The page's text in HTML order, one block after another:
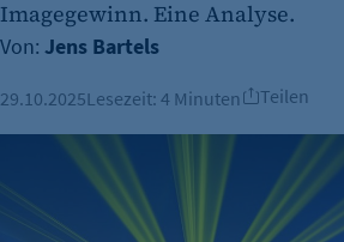
Imagegewinn. Eine Analyse.
Von: Jens Bartels
29.10.2025Lesezeit: 4 Minuten Teilen